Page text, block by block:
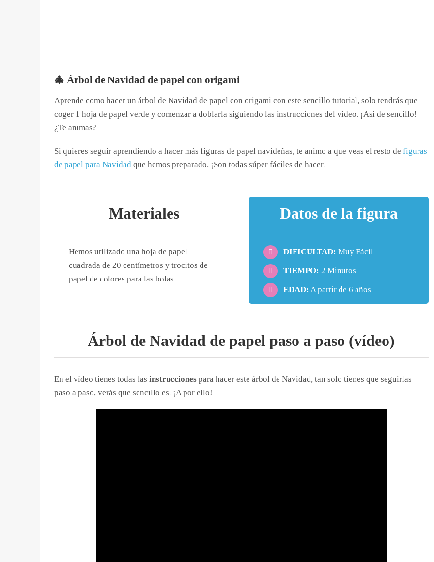
🎄 Árbol de Navidad de papel con origami
Aprende como hacer un árbol de Navidad de papel con origami con este sencillo tutorial, solo tendrás que
coger 1 hoja de papel verde y comenzar a doblarla siguiendo las instrucciones del vídeo. ¡Así de sencillo!
¿Te animas?
Si quieres seguir aprendiendo a hacer más figuras de papel navideñas, te animo a que veas el resto de figuras
de papel para Navidad que hemos preparado. ¡Son todas súper fáciles de hacer!
Materiales
Hemos utilizado una hoja de papel
cuadrada de 20 centímetros y trocitos de
papel de colores para las bolas.
Datos de la figura
DIFICULTAD: Muy Fácil
TIEMPO: 2 Minutos
EDAD: A partir de 6 años
Árbol de Navidad de papel paso a paso (vídeo)
En el vídeo tienes todas las instrucciones para hacer este árbol de Navidad, tan solo tienes que seguirlas
paso a paso, verás que sencillo es. ¡A por ello!